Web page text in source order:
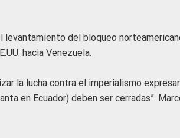
levantamiento del bloqueo
hacia Venezuela.
la lucha contra el imperialismo
en Ecuador) deben ser cerradas”.